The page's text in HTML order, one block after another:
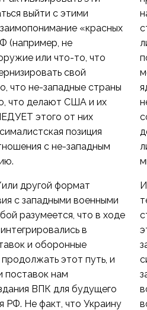
выйти с этими
«красных
(например, не
или что-то, что
свой
что не-западные страны
что делают США и их
этого от них
позиция
с не-западным
другой формат
с западными военными
разумеется, что в ходе
в
и оборонные
этот путь, и
поставок нам
ВПК для будущего
РФ. Не факт, что Украину